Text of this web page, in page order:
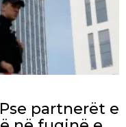
partnerët e